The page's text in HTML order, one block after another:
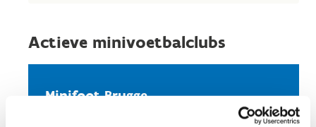
Actieve minivoetbalclubs
Minifoot Brugge